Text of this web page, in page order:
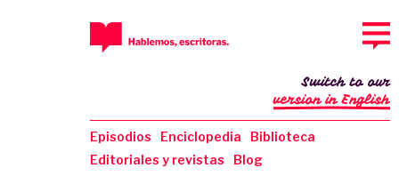
Episodios Enciclopedia
Biblioteca
Editoriales y revistas
Blog
Switch to our
version in English